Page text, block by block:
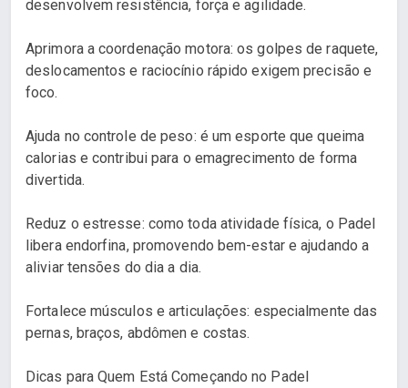
desenvolvem resistência, força e agilidade.
Aprimora a coordenação motora: os golpes de raquete,
deslocamentos e raciocínio rápido exigem precisão e
foco.
Ajuda no controle de peso: é um esporte que queima
calorias e contribui para o emagrecimento de forma
divertida.
Reduz o estresse: como toda atividade física, o Padel
libera endorfina, promovendo bem-estar e ajudando a
aliviar tensões do dia a dia.
Fortalece músculos e articulações: especialmente das
pernas, braços, abdômen e costas.
Dicas para Quem Está Começando no Padel